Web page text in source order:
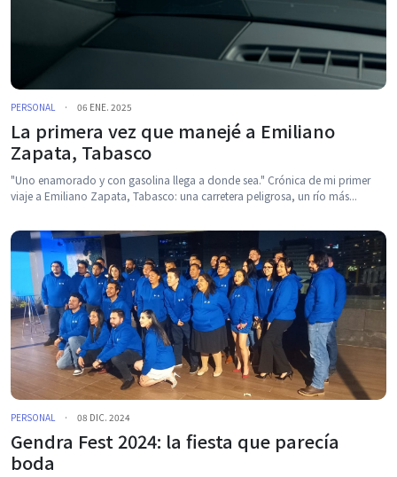
PERSONAL · 06 ENE. 2025
La primera vez que manejé a Emiliano
Zapata, Tabasco
"Uno enamorado y con gasolina llega a donde sea." Crónica de mi primer
viaje a Emiliano Zapata, Tabasco: una carretera peligrosa, un río más...
PERSONAL · 08 DIC. 2024
Gendra Fest 2024: la fiesta que parecía
boda